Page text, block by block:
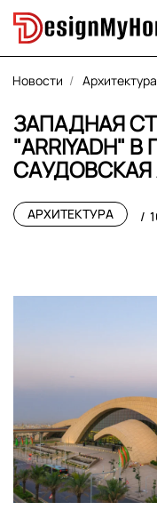
Новости Архитектура
ЗАПАДНАЯ
"ARRIYADH"
САУДОВСКАЯ
АРХИТЕКТУРА